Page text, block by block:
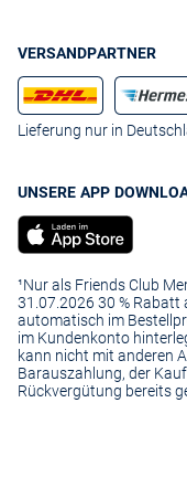
VERSANDPARTNER
Lieferung nur in
UNSERE APP
¹Nur als Friends Club
31.07.2026 30 %
automatisch im
im Kundenkonto
kann nicht mit anderen
Barauszahlung, der
Rückvergütung bereits